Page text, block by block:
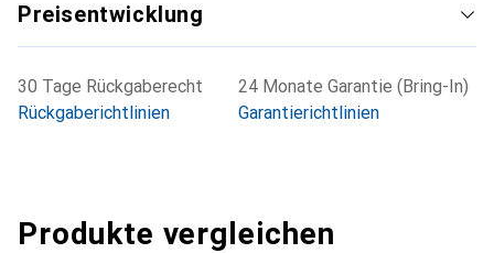
Preisentwicklung
30 Tage Rückgaberecht
Rückgaberichtlinien
24 Monate Garantie (Bring-In)
Garantierichtlinien
Produkte vergleichen